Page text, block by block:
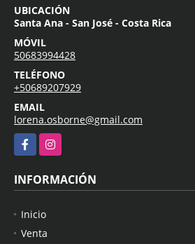
UBICACIÓN
Santa Ana - San José - Costa Rica
MÓVIL
50683994428
TELÉFONO
+50689207929
EMAIL
lorena.osborne@gmail.com
FacebookInstagram
INFORMACIÓN
Inicio
Venta